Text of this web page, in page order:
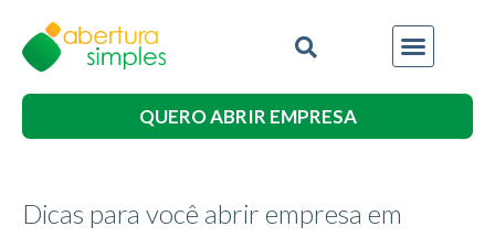
QUERO ABRIR EMPRESA
Dicas para você abrir empresa em